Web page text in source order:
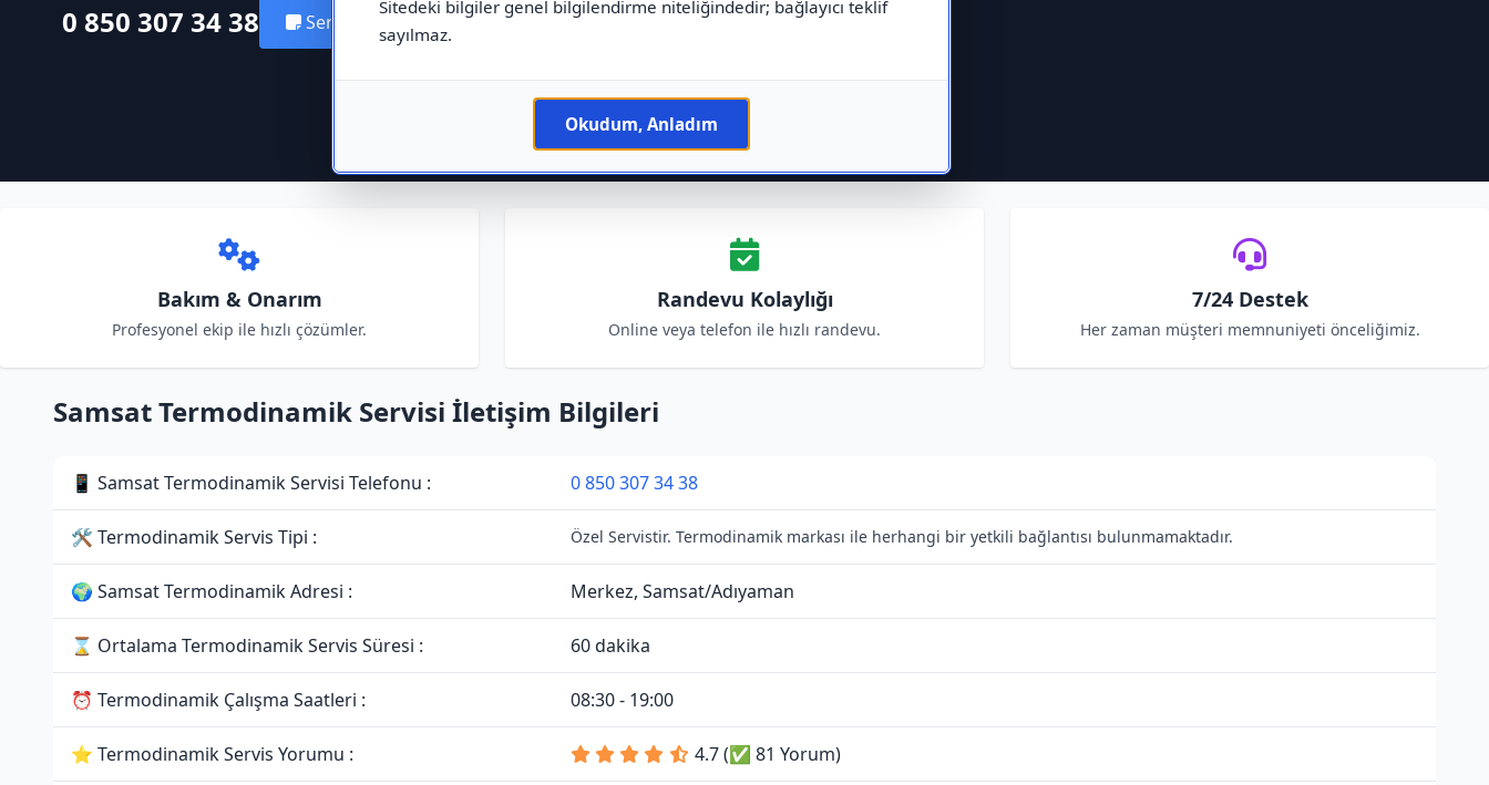
Sitedeki bilgiler genel bilgilendirme niteliğindedir; bağlayıcı teklif
sayılmaz.
Okudum, Anladım
0 850 307 34 38 Servis Kaydı Oluştur
Bakım & Onarım
Profesyonel ekip ile hızlı çözümler.
Randevu Kolaylığı
Online veya telefon ile hızlı randevu.
7/24 Destek
Her zaman müşteri memnuniyeti önceliğimiz.
Samsat Termodinamik Servisi İletişim Bilgileri
📱 Samsat Termodinamik Servisi Telefonu : 0 850 307 34 38
🛠 Termodinamik Servis Tipi : Özel Servistir. Termodinamik markası ile herhangi bir yetkili bağlantısı bulunmamaktadır.
🌍 Samsat Termodinamik Adresi : Merkez, Samsat/Adıyaman
⌛ Ortalama Termodinamik Servis Süresi : 60 dakika
⏰ Termodinamik Çalışma Saatleri : 08:30 - 19:00
⭐ Termodinamik Servis Yorumu : 4.7 (✅ 81 Yorum)